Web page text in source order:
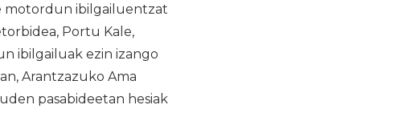
motordun ibilgailuentzat
Portu Kale,
ibilgailuak ezin izango
Arantzazuko Ama
pasabideetan hesiak